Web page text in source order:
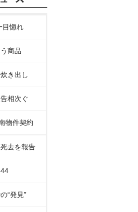
目惚れ
商品
き出し
相次ぐ
物件契約
去を報告
“発見”